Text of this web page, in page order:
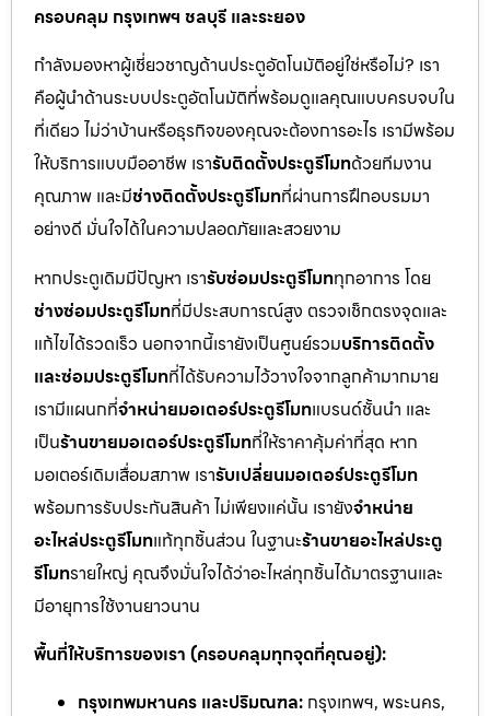
ครอบคลุม กรุงเทพฯ ชลบุรี และระยอง
กำลังมองหาผู้เชี่ยวชาญด้านประตูอัตโนมัติอยู่ใช่หรือไม่? เรา
คือผู้นำด้านระบบประตูอัตโนมัติที่พร้อมดูแลคุณแบบครบจบใน
ที่เดียว ไม่ว่าบ้านหรือธุรกิจของคุณจะต้องการอะไร เรามีพร้อม
ให้บริการแบบมืออาชีพ เรารับติดตั้งประตูรีโมทด้วยทีมงาน
คุณภาพ และมีช่างติดตั้งประตูรีโมทที่ผ่านการฝึกอบรมมา
อย่างดี มั่นใจได้ในความปลอดภัยและสวยงาม
หากประตูเดิมมีปัญหา เรารับซ่อมประตูรีโมททุกอาการ โดย
ช่างซ่อมประตูรีโมทที่มีประสบการณ์สูง ตรวจเช็กตรงจุดและ
แก้ไขได้รวดเร็ว นอกจากนี้เรายังเป็นศูนย์รวมบริการติดตั้ง
และซ่อมประตูรีโมทที่ได้รับความไว้วางใจจากลูกค้ามากมาย
เรามีแผนกที่จำหน่ายมอเตอร์ประตูรีโมทแบรนด์ชั้นนำ และ
เป็นร้านขายมอเตอร์ประตูรีโมทที่ให้ราคาคุ้มค่าที่สุด หาก
มอเตอร์เดิมเสื่อมสภาพ เรารับเปลี่ยนมอเตอร์ประตูรีโมท
พร้อมการรับประกันสินค้า ไม่เพียงแค่นั้น เรายังจำหน่าย
อะไหล่ประตูรีโมทแท้ทุกชิ้นส่วน ในฐานะร้านขายอะไหล่ประตู
รีโมทรายใหญ่ คุณจึงมั่นใจได้ว่าอะไหล่ทุกชิ้นได้มาตรฐานและ
มีอายุการใช้งานยาวนาน
พื้นที่ให้บริการของเรา (ครอบคลุมทุกจุดที่คุณอยู่):
กรุงเทพมหานคร และปริมณฑล: กรุงเทพฯ, พระนคร,